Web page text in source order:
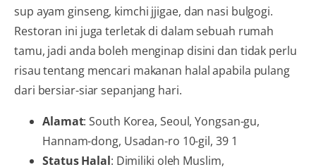
sup ayam ginseng, kimchi jjigae, dan nasi bulgogi.
Restoran ini juga terletak di dalam sebuah rumah
tamu, jadi anda boleh menginap disini dan tidak perlu
risau tentang mencari makanan halal apabila pulang
dari bersiar-siar sepanjang hari.
Alamat: South Korea, Seoul, Yongsan-gu,
Hannam-dong, Usadan-ro 10-gil, 39 1
Status Halal: Dimiliki oleh Muslim,